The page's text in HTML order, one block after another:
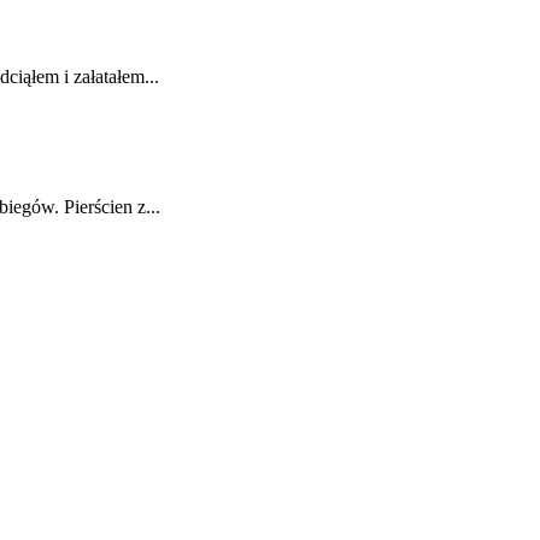
i załatałem...
Pierścien z...